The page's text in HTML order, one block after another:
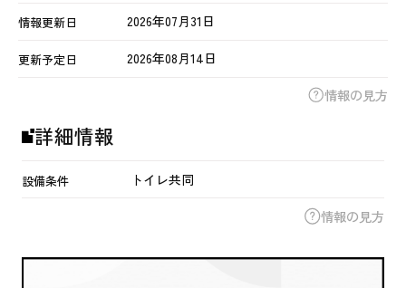
情報更新日 2026年07月31日
更新予定日 2026年08月14日
情報の見方
詳細情報
設備条件 トイレ共同
情報の見方